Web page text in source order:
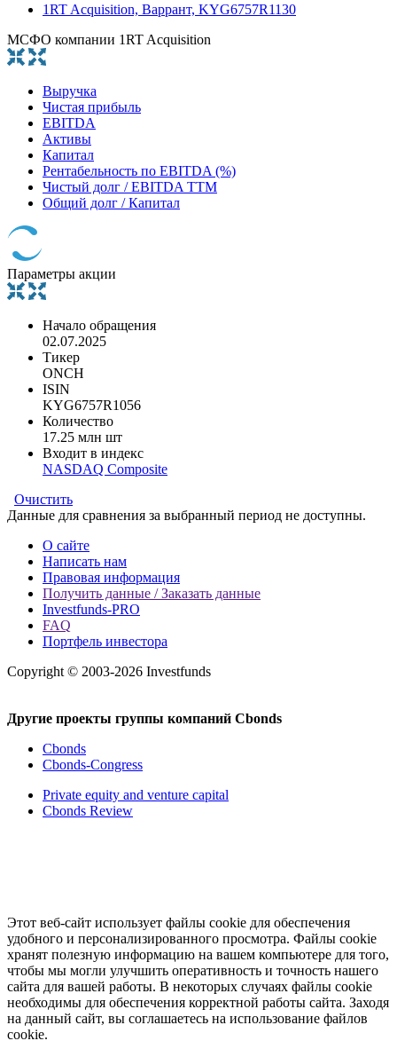
1RT Acquisition, Варрант, KYG6757R1130
МСФО компании 1RT Acquisition
Выручка
Чистая прибыль
EBITDA
Активы
Капитал
Рентабельность по EBITDA (%)
Чистый долг / EBITDA TTM
Общий долг / Капитал
Параметры акции
Начало обращения
02.07.2025
Тикер
ONCH
ISIN
KYG6757R1056
Количество
17.25 млн шт
Входит в индекс
NASDAQ Composite
Очистить
Данные для сравнения за выбранный период не доступны.
О сайте
Написать нам
Правовая информация
Получить данные / Заказать данные
Investfunds-PRO
FAQ
Портфель инвестора
Copyright © 2003-2026 Investfunds
Другие проекты группы компаний Cbonds
Cbonds
Cbonds-Congress
Private equity and venture capital
Cbonds Review
Этот веб-сайт использует файлы cookie для обеспечения
удобного и персонализированного просмотра. Файлы cookie
хранят полезную информацию на вашем компьютере для того,
чтобы мы могли улучшить оперативность и точность нашего
сайта для вашей работы. В некоторых случаях файлы cookie
необходимы для обеспечения корректной работы сайта. Заходя
на данный сайт, вы соглашаетесь на использование файлов
cookie.